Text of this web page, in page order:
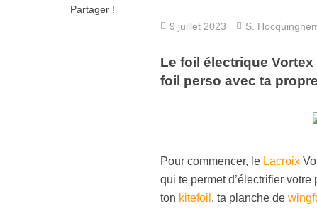
Partager !
9 juillet 2023 S.
Le foil électrique
foil perso avec ta
Pour commencer, le Lacroix
qui te permet d’électrifier
ton kitefoil , ta planche de